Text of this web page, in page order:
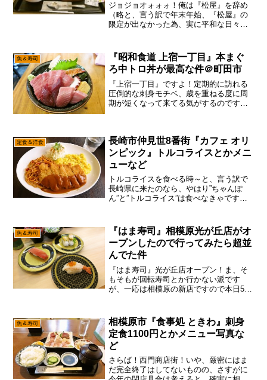
ジョジョオォォォ！俺は『松屋』を辞め
（略と、言う訳で年末年始、『松屋』の
限定が出なかった為、実に平和な日々を
て言おう！「全メニューコンプは辞める
ぞと！」うん。ハッキリ言...
魚＆寿司
『昭和食道 上宿一丁目』本まぐ
ろ中トロ丼が最高な件＠町田市
『上宿一丁目』ですよ！定期的に訪れる
圧倒的な刺身モチベ、歳を重ねる度に周
期が短くなって来てる気がするのです
たいなモチベーションになっ...
定食＆洋食
長崎市仲見世8番街『カフェ オリ
ンピック』トルコライスとかメニ
ューなど
トルコライスを食べる時～と、言う訳で
長崎県に来たのなら、やはり”ちゃんぽ
ん”と”トルコライス”は食べなきゃですん
あ、ソコが仕事ですからね～って事で、
目的地に到着で御座い...
魚＆寿司
『はま寿司』相模原光が丘店がオ
ープンしたので行ってみたら超並
んでた件
『はま寿司』光が丘店オープン！ま、そ
もそもが回転寿司とか行かない派です
が、一応は相模原の新店ですので本日5月
う！「どんだけ並んでいるのかと！」い
や、確かに光が丘店は新規...
魚＆寿司
相模原市『食事処 ときわ』刺身
定食1100円とかメニュー写真な
ど
さらば！西門商店街！いや、厳密にはま
だ完全終了はしてないものの、さすがに